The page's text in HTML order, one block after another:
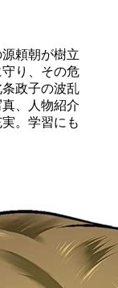
頼朝が樹立
り、その危
政子の波乱
、人物紹介
。学習にも